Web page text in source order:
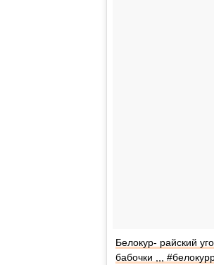
Белокур- райский
бабочки ,,,